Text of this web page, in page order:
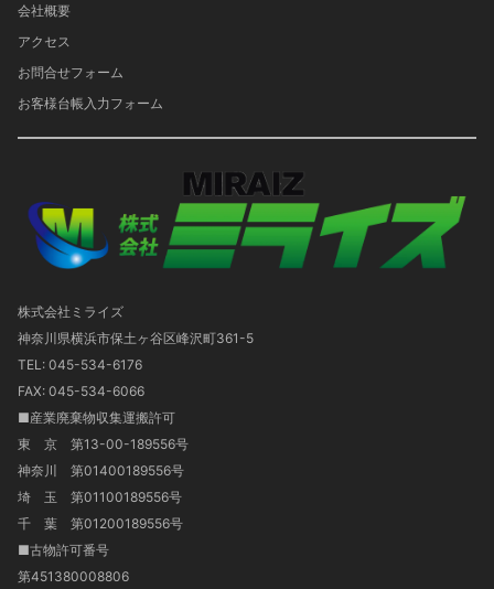
会社概要
アクセス
お問合せフォーム
お客様台帳入力フォーム
株式会社ミライズ
神奈川県横浜市保土ヶ谷区峰沢町361-5
TEL: 045-534-6176
FAX: 045-534-6066
■産業廃棄物収集運搬許可
東 京 第13-00-189556号
神奈川 第01400189556号
埼 玉 第01100189556号
千 葉 第01200189556号
■古物許可番号
第451380008806